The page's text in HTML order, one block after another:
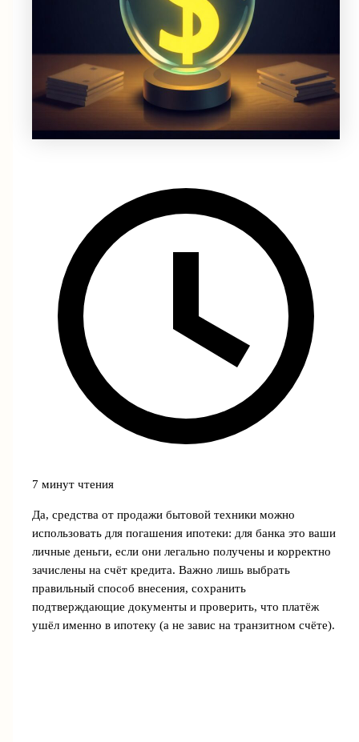
7 минут чтения
Да, средства от продажи бытовой техники можно
использовать для погашения ипотеки: для банка это ваши
личные деньги, если они легально получены и корректно
зачислены на счёт кредита. Важно лишь выбрать
правильный способ внесения, сохранить
подтверждающие документы и проверить, что платёж
ушёл именно в ипотеку (а не завис на транзитном счёте).